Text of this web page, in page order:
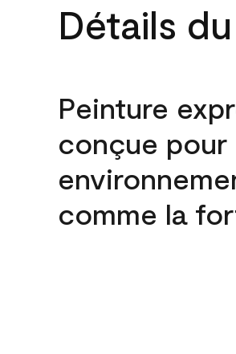
Détails
Peinture
conçue pour
comme la